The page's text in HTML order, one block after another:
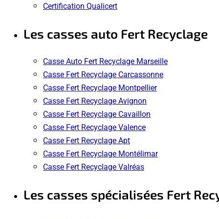
Certification Qualicert
Les casses auto Fert Recyclage
Casse Auto Fert Recyclage Marseille
Casse Fert Recyclage Carcassonne
Casse Fert Recyclage Montpellier
Casse Fert Recyclage Avignon
Casse Fert Recyclage Cavaillon
Casse Fert Recyclage Valence
Casse Fert Recyclage Apt
Casse Fert Recyclage Montélimar
Casse Fert Recyclage Valréas
Les casses spécialisées Fert